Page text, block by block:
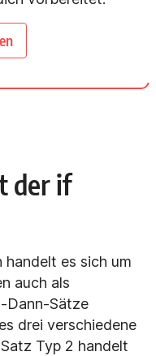
der if
handelt es sich um
auch als
Dann-Sätze
drei verschiedene
Typ 2 handelt